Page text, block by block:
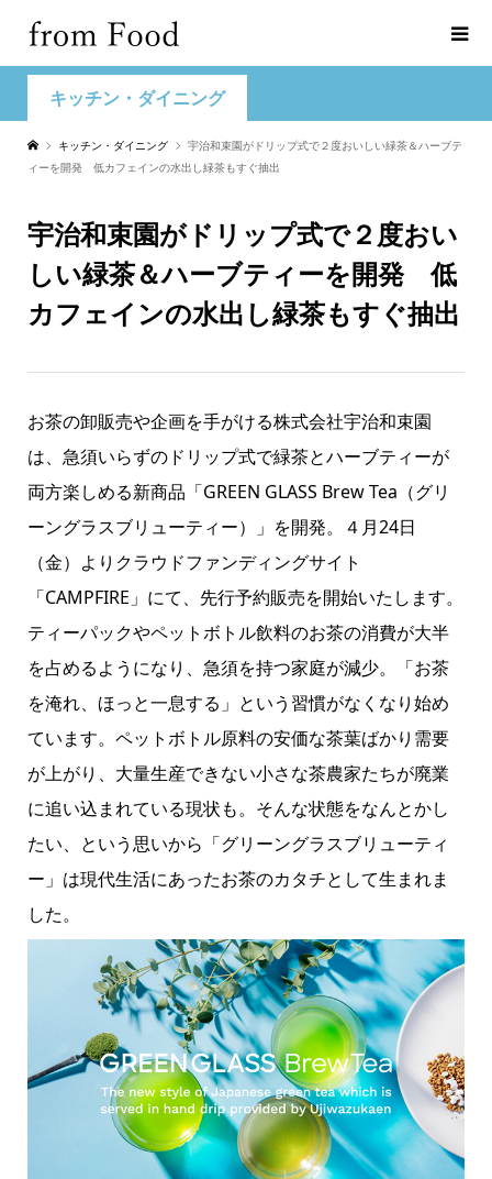
キッチン・ダイニング
キッチン・ダイニング
宇治和束園がドリップ式で２度おいしい緑茶＆ハーブテ
ィーを開発 低カフェインの水出し緑茶もすぐ抽出
宇治和束園がドリップ式で２度おい
しい緑茶＆ハーブティーを開発 低
カフェインの水出し緑茶もすぐ抽出
お茶の卸販売や企画を手がける株式会社宇治和束園
は、急須いらずのドリップ式で緑茶とハーブティーが
両方楽しめる新商品「GREEN GLASS Brew Tea（グリ
ーングラスブリューティー）」を開発。４月24日
（金）よりクラウドファンディングサイト
「CAMPFIRE」にて、先行予約販売を開始いたします。
ティーパックやペットボトル飲料のお茶の消費が大半
を占めるようになり、急須を持つ家庭が減少。「お茶
を淹れ、ほっと一息する」という習慣がなくなり始め
ています。ペットボトル原料の安価な茶葉ばかり需要
が上がり、大量生産できない小さな茶農家たちが廃業
に追い込まれている現状も。そんな状態をなんとかし
たい、という思いから「グリーングラスブリューティ
ー」は現代生活にあったお茶のカタチとして生まれま
した。